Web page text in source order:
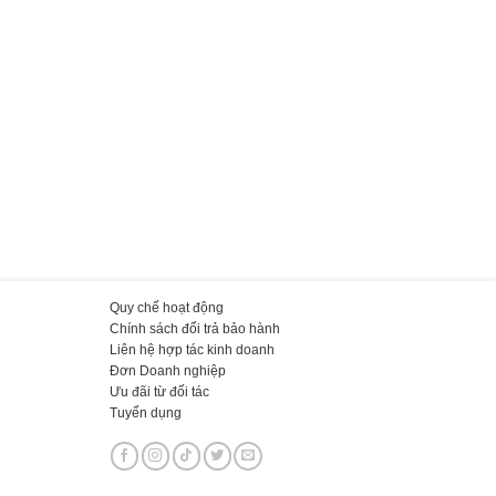
Quy chế hoạt động
Chính sách đổi trả bảo hành
Liên hệ hợp tác kinh doanh
Đơn Doanh nghiệp
Ưu đãi từ đối tác
Tuyển dụng